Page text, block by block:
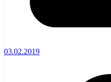
03.02.2019